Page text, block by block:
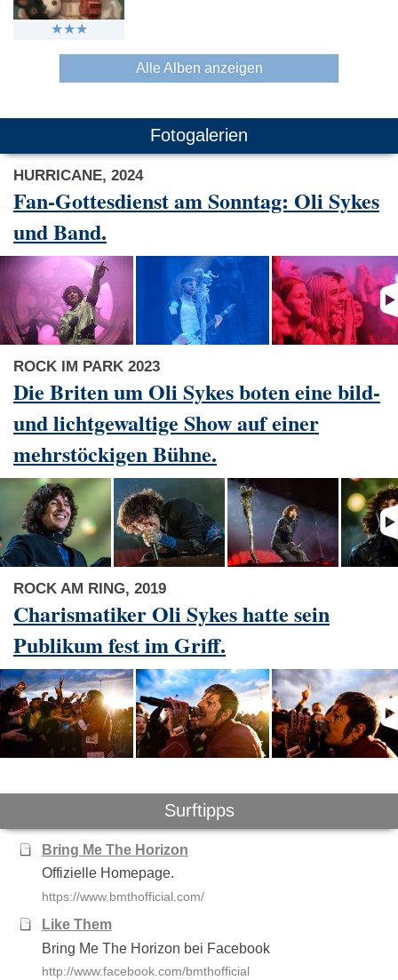
Alle Alben anzeigen
Fotogalerien
HURRICANE, 2024
Fan-Gottesdienst am Sonntag: Oli Sykes
und Band.
ROCK IM PARK 2023
Die Briten um Oli Sykes boten eine bild-
und lichtgewaltige Show auf einer
mehrstöckigen Bühne.
ROCK AM RING, 2019
Charismatiker Oli Sykes hatte sein
Publikum fest im Griff.
Surftipps
Bring Me The Horizon
Offizielle Homepage.
https://www.bmthofficial.com/
Like Them
Bring Me The Horizon bei Facebook
http://www.facebook.com/bmthofficial